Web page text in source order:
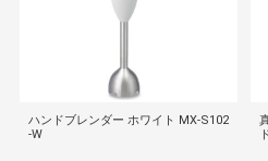
ハンドブレンダー ホワイト MX-S102
-W